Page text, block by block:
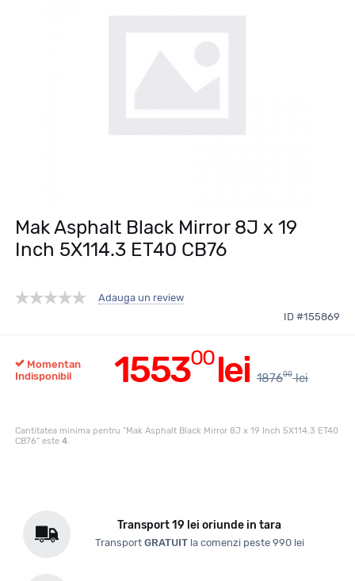
Mak Asphalt Black Mirror 8J x 19
Inch 5X114.3 ET40 CB76
Adauga un review
ID #155869
155300lei 187600 lei
Momentan
Indisponibil
Cantitatea minima pentru "Mak Asphalt Black Mirror 8J x 19 Inch 5X114.3 ET40
CB76" este 4.
Transport 19 lei oriunde in tara
Transport GRATUITla comenzi peste 990 lei